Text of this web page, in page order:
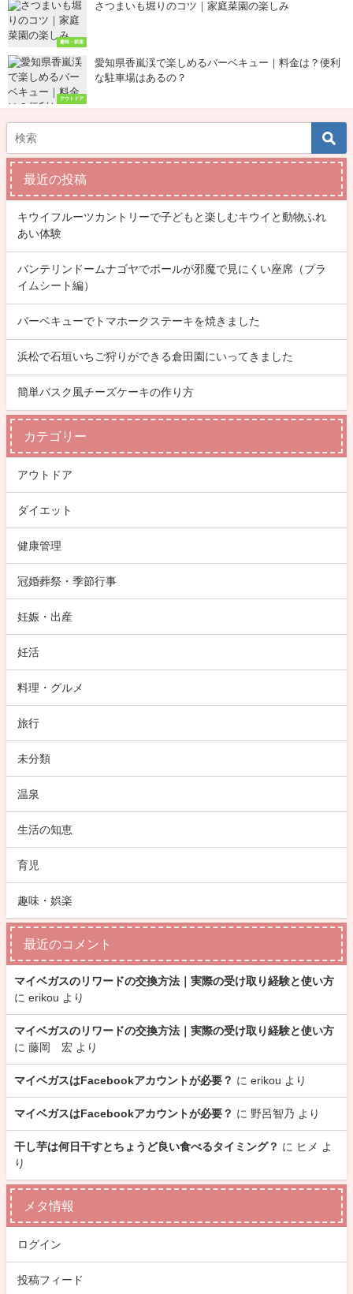
趣味・娯楽
さつまいも堀りのコツ｜家庭菜園の楽しみ
アウトドア
愛知県香嵐渓で楽しめるバーベキュー｜料金は？便利
な駐車場はあるの？
最近の投稿
キウイフルーツカントリーで子どもと楽しむキウイと動物ふれ
あい体験
バンテリンドームナゴヤでポールが邪魔で見にくい座席（プラ
イムシート編）
バーベキューでトマホークステーキを焼きました
浜松で石垣いちご狩りができる倉田園にいってきました
簡単バスク風チーズケーキの作り方
カテゴリー
アウトドア
ダイエット
健康管理
冠婚葬祭・季節行事
妊娠・出産
妊活
料理・グルメ
旅行
未分類
温泉
生活の知恵
育児
趣味・娯楽
最近のコメント
マイベガスのリワードの交換方法｜実際の受け取り経験と使い方
に erikou より
マイベガスのリワードの交換方法｜実際の受け取り経験と使い方
に 藤岡 宏 より
マイベガスはFacebookアカウントが必要？ に erikou より
マイベガスはFacebookアカウントが必要？ に 野呂智乃 より
干し芋は何日干すとちょうど良い食べるタイミング？ に ヒメ よ
り
メタ情報
ログイン
投稿フィード